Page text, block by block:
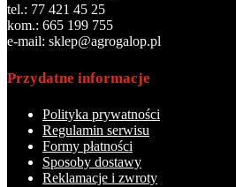
tel.: 77 421 45 25
kom.: 665 199 755
e-mail: sklep@agrogalop.pl
Przydatne informacje
Polityka prywatności
Regulamin serwisu
Formy płatności
Sposoby dostawy
Reklamacje i zwroty